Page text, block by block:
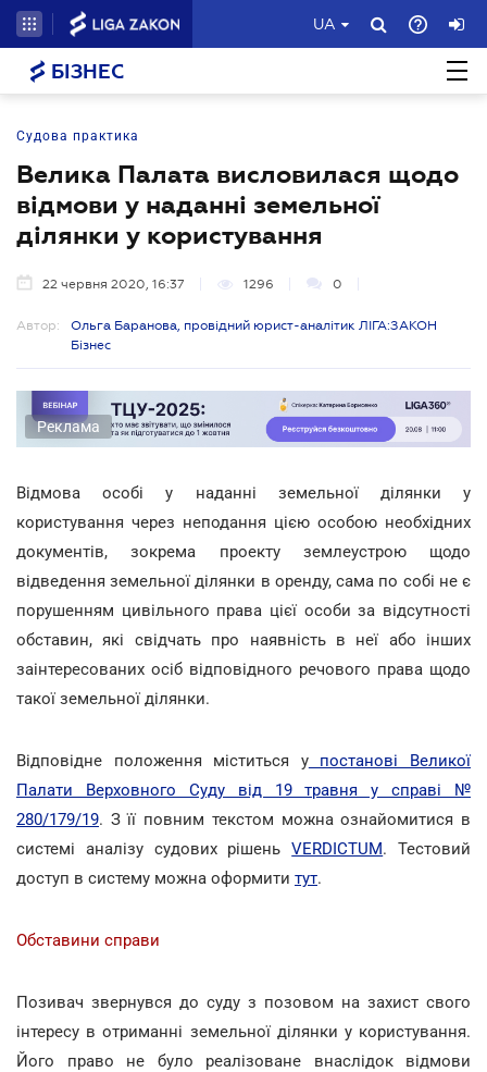
UA
БІЗНЕС
Судова практика
Велика Палата висловилася щодо
відмови у наданні земельної
ділянки у користування
22 червня 2020, 16:37 1296 0
Автор:
Ольга Баранова, провідний юрист-аналітик ЛІГА:ЗАКОН
Бізнес
Реклама
Відмова особі у наданні земельної ділянки у
користування через неподання цією особою необхідних
документів, зокрема проекту землеустрою щодо
відведення земельної ділянки в оренду, сама по собі не є
порушенням цивільного права цієї особи за відсутності
обставин, які свідчать про наявність в неї або інших
заінтересованих осіб відповідного речового права щодо
такої земельної ділянки.
Відповідне положення міститься упостанові Великої
Палати Верховного Суду від 19 травня у справі №
280/179/19. З її повним текстом можна ознайомитися в
системі аналізу судових рішеньVERDICTUM. Тестовий
доступ в систему можна оформити тут.
Обставини справи
Позивач звернувся до суду з позовом на захист свого
інтересу в отриманні земельної ділянки у користування.
Його право не було реалізоване внаслідок відмови